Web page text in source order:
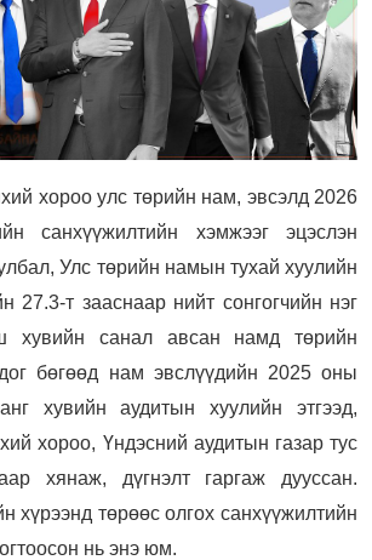
хороо улс төрийн нам, эвсэлд 2026
санхүүжилтийн хэмжээг эцэслэн
Улс төрийн намын тухай хуулийн
27.3-т зааснаар нийт сонгогчийн нэг
хувийн санал авсан намд төрийн
бөгөөд нам эвслүүдийн 2025 оны
хувийн аудитын хуулийн этгээд,
хороо, Үндэсний аудитын газар тус
хянаж, дүгнэлт гаргаж дууссан.
хүрээнд төрөөс олгох санхүүжилтийн
нь энэ юм.